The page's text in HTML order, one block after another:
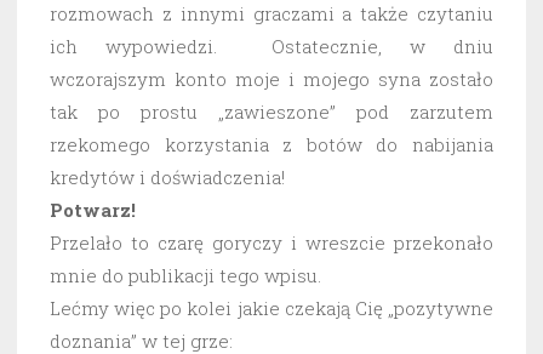
rozmowach z innymi graczami a także czytaniu
ich wypowiedzi. Ostatecznie, w dniu
wczorajszym konto moje i mojego syna zostało
tak po prostu „zawieszone” pod zarzutem
rzekomego korzystania z botów do nabijania
kredytów i doświadczenia!
Potwarz!
Przelało to czarę goryczy i wreszcie przekonało
mnie do publikacji tego wpisu.
Lećmy więc po kolei jakie czekają Cię „pozytywne
doznania” w tej grze: